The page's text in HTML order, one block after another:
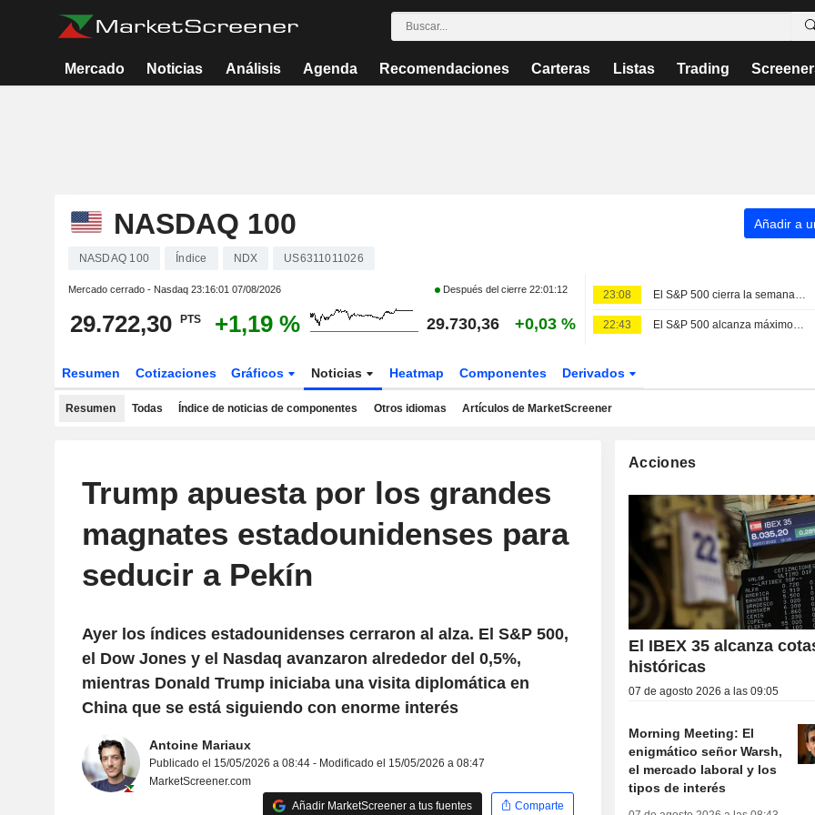
Mercado Noticias Análisis Agenda Recomendaciones Carteras Listas Trading
NASDAQ 100 Añadir a
NASDAQ 100 Índice NDX US6311011026
Mercado cerrado - Nasdaq 23:16:01 07/08/2026 Después del cierre 22:01:12
29.722,30 PTS +1,19 % 29.730,36 +0,03 %
23:08 El S&P 500 cierra la semana al alza impulsado por el avance de los gigantes tecnológicos
22:43 El S&P 500 alcanza máximos históricos tras un informe de empleo que aleja las subidas de tipos
Resumen Cotizaciones Gráficos Noticias Heatmap Componentes Derivados
Resumen Todas Índice de noticias de componentes Otros idiomas Artículos de MarketScreener
Trump apuesta por los grandes
magnates estadounidenses para
seducir a Pekín
Ayer los índices estadounidenses cerraron al alza. El S&P 500,
el Dow Jones y el Nasdaq avanzaron alrededor del 0,5%,
mientras Donald Trump iniciaba una visita diplomática en
China que se está siguiendo con enorme interés
Antoine Mariaux
Publicado el 15/05/2026 a 08:44 - Modificado el 15/05/2026 a 08:47
MarketScreener.com
Añadir MarketScreener a tus fuentes
Comparte
Acciones
El IBEX 35 alcanza
históricas
07 de agosto 2026 a las 09:05
Morning Meeting: El
enigmático señor Warsh,
el mercado laboral y los
tipos de interés